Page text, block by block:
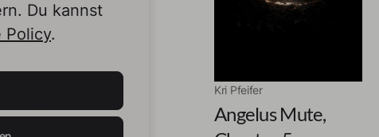
Mute,
Kri Pfeifer
Angelus Mute,
Du kannst
Policy.